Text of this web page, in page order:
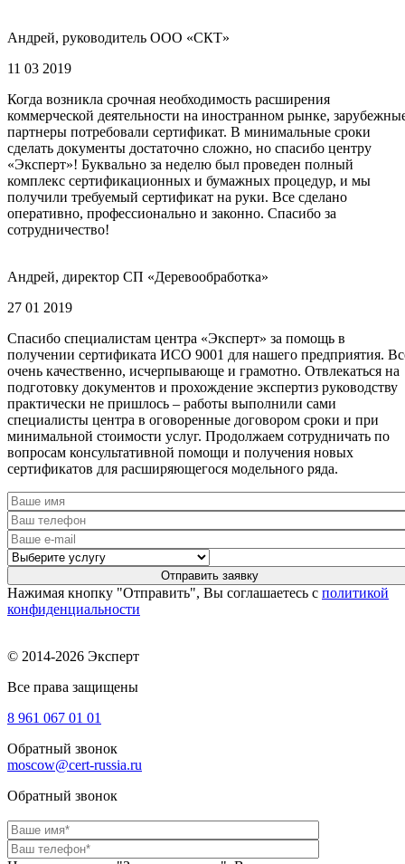
Андрей, руководитель ООО «СКТ»
11 03 2019
Когда возникла срочная необходимость расширения
коммерческой деятельности на иностранном рынке,
партнеры потребовали сертификат. В минимальные сроки
сделать документы достаточно сложно, но спасибо центру
«Эксперт»! Буквально за неделю был проведен полный
комплекс сертификационных и бумажных процедур, и мы
получили требуемый сертификат на руки. Все сделано
оперативно, профессионально и законно. Спасибо за
сотрудничество!
Андрей, директор СП «Деревообработка»
27 01 2019
Спасибо специалистам центра «Эксперт» за помощь в
получении сертификата ИСО 9001 для нашего предприятия.
очень качественно, исчерпывающе и грамотно. Отвлекаться на
подготовку документов и прохождение экспертиз руководству
практически не пришлось – работы выполнили сами
специалисты центра в оговоренные договором сроки и при
минимальной стоимости услуг. Продолжаем сотрудничать по
вопросам консультативной помощи и получения новых
сертификатов для расширяющегося модельного ряда.
Нажимая кнопку "Отправить", Вы соглашаетесь с политикой
конфиденциальности
© 2014-2026 Эксперт
Все права защищены
8 961 067 01 01
Обратный звонок
moscow@cert-russia.ru
Обратный звонок